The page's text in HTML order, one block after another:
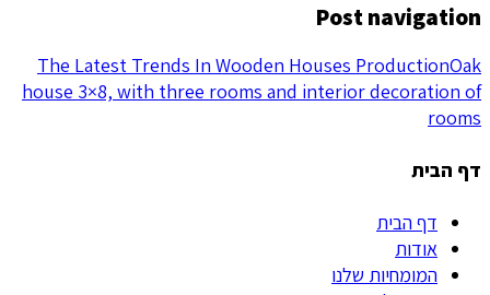
Post navigation
The Latest Trends In Wooden Houses ProductionOak
house 3×8, with three rooms and interior decoration of
rooms
דף הבית
דף הבית
אודות
המומחיות שלנו